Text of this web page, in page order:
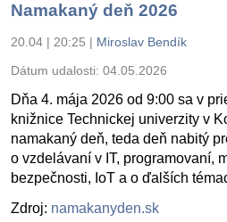
Namakaný deň 2026
20.04 | 20:25 | Miroslav Bendík
Dátum udalosti: 04.05.2026
Dňa 4. mája 2026 od 9:00 sa v
knižnice Technickej univerzity v
namakaný deň, teda deň nabitý
o vzdelávaní v IT, programovaní,
bezpečnosti, IoT a o ďalších
Zdroj: namakanyden.sk